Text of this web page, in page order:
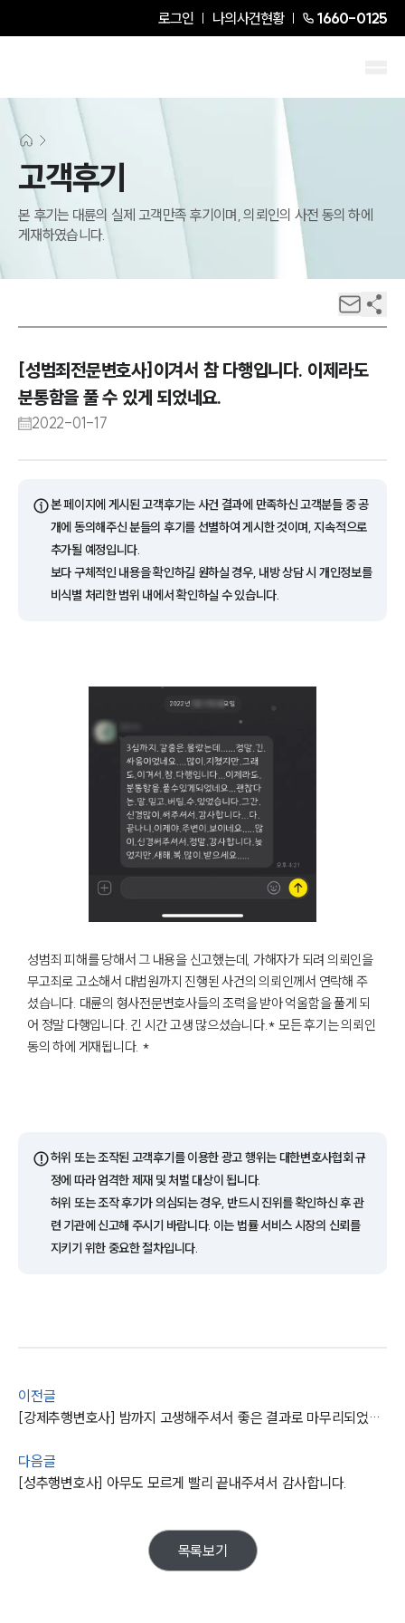
로그인 나의사건현황 1660-0125
팀소개
대륜의 강점
글로벌 파트너 로펌
고객의 소리
통합검색
고객후기
본 후기는 대륜의 실제 고객만족 후기이며, 의뢰인의 사전 동의 하에
게재하였습니다.
[성범죄전문변호사]이겨서 참 다행입니다. 이제라도
분통함을 풀 수 있게 되었네요.
2022-01-17
ⓘ본 페이지에 게시된 고객후기는 사건 결과에 만족하신 고객분들 중 공
개에 동의해주신 분들의 후기를 선별하여 게시한 것이며, 지속적으로
추가될 예정입니다.
보다 구체적인 내용을 확인하길 원하실 경우, 내방 상담 시 개인정보를
비식별 처리한 범위 내에서 확인하실 수 있습니다.
성범죄 피해를 당해서 그 내용을 신고했는데, 가해자가 되려 의뢰인을
무고죄로 고소해서 대법원까지 진행된 사건의 의뢰인께서 연락해 주
셨습니다. 대륜의 형사전문변호사들의 조력을 받아 억울함을 풀게 되
어 정말 다행입니다. 긴 시간 고생 많으셨습니다.* 모든 후기는 의뢰인
동의 하에 게재됩니다. *
⚠️허위 또는 조작된 고객후기를 이용한 광고 행위는 대한변호사협회 규
정에 따라 엄격한 제재 및 처벌 대상이 됩니다.
허위 또는 조작 후기가 의심되는 경우, 반드시 진위를 확인하신 후 관
련 기관에 신고해 주시기 바랍니다. 이는 법률 서비스 시장의 신뢰를
지키기 위한 중요한 절차입니다.
이전글
[강제추행변호사] 밤까지 고생해주셔서 좋은 결과로 마무리되었습니다.
다음글
[성추행변호사] 아무도 모르게 빨리 끝내주셔서 감사합니다.
목록보기